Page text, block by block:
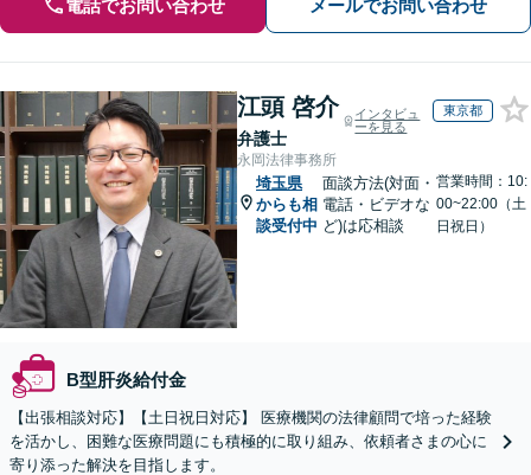
電話でお問い合わせ メールでお問い合わせ
江頭 啓介
弁護士
インタビュ
ーを見る
東京都
永岡法律事務所
埼玉県
からも相
談受付中
面談方法(対面・
電話・ビデオな
ど)は応相談
営業時間：10:
00~22:00（土
日祝日）
B型肝炎給付金
【出張相談対応】【土日祝日対応】 医療機関の法律顧問で培った経験
を活かし、困難な医療問題にも積極的に取り組み、依頼者さまの心に
寄り添った解決を目指します。